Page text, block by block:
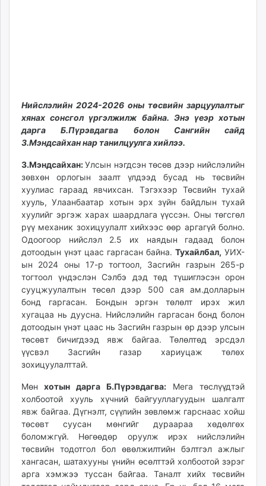
Нийслэлийн 2024-2026 оны төсвийн зарцуулалтыг
хянах сонсгол үргэлжилж байна. Энэ үеэр хотын
дарга Б.Пүрэвдагва болон Сангийн сайд
З.Мэндсайхан нар танилцуулга хийлээ.
З.Мэндсайхан:Улсын нэгдсэн төсөв дээр нийслэлийн
зөвхөн орлогын заалт үлдээд бусад нь төсвийн
хуулиас гараад явчихсан. Тэгэхээр Төсвийн тухай
хууль, Улаанбаатар хотын эрх зүйн байдлын тухай
хуулийг эргэж харах шаардлага үүссэн. Оны төгсгөл
рүү механик зохицуулалт хийхээс өөр аргагүй болно.
Одоогоор нийслэл 2.5 их наядын гадаад болон
дотоодын үнэт цаас гаргасан байна. Тухайлбал, УИХ-
ын 2024 оны 17-р тогтоол, Засгийн газрын 265-р
тогтоол үндэслэн Сэлбэ дэд төд түшиглэсэн орон
сууцжуулалтын төсөл дээр 500 сая ам.долларын
бонд гаргасан. Бондын эргэн төлөлт ирэх жил
хугацаа нь дуусна. Нийслэлийн гаргасан бонд болон
дотоодын үнэт цаас нь Засгийн газрын өр дээр улсын
төсөвт бичигдээд явж байгаа. Төлөлтөд эрсдэл
үүсвэл Засгийн газар хариуцаж төлөх
зохицуулалттай.
Мөн хотын дарга Б.Пүрэвдагва: Мега төслүүдтэй
холбоотой хууль хүчний байгууллагуудын шалгалт
явж байгаа. Дүгнэлт, сүүлийн зөвлөмж гарснаас хойш
төсөвт суусан мөнгийг дураараа хөдөлгөх
боломжгүй. Нөгөөдөр оруулж ирэх нийслэлийн
төсвийн тодотгол бол өвөлжилтийн бэлтгэл ажлыг
хангасан, шатахууны үнийн өсөлттэй холбоотой зэрэг
арга хэмжээ туссан байгаа. Таналт хийх төсвийн